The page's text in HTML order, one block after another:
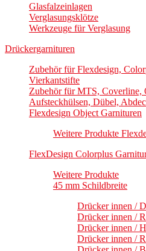
Glasfalzeinlagen
Verglasungsklötze
Werkzeuge für Verglasung
Drückergarnituren
Zubehör für Flexdesign,
Vierkantstifte
Zubehör für MTS, Coverline,
Aufsteckhülsen, Dübel,
Flexdesign Object Garnituren
Weitere Produkte
FlexDesign Colorplus
Weitere Produkte
45 mm Schildbreite
Drücker innen /
Drücker innen /
Drücker innen /
Drücker innen /